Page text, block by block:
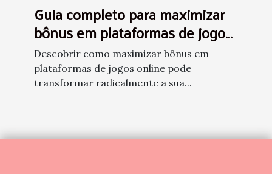
Guia completo para maximizar
bônus em plataformas de jogos
online
Descobrir como maximizar bônus em
plataformas de jogos online pode
transformar radicalmente a sua...